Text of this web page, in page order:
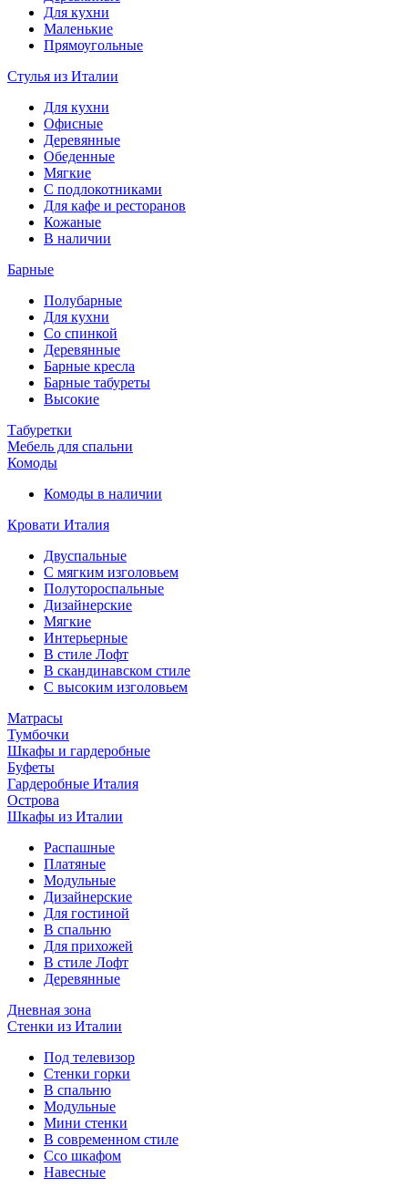
Для кухни
Маленькие
Прямоугольные
Стулья из Италии
Для кухни
Офисные
Деревянные
Обеденные
Мягкие
С подлокотниками
Для кафе и ресторанов
Кожаные
В наличии
Барные
Полубарные
Для кухни
Со спинкой
Деревянные
Барные кресла
Барные табуреты
Высокие
Табуретки
Мебель для спальни
Комоды
Комоды в наличии
Кровати Италия
Двуспальные
С мягким изголовьем
Полутороспальные
Дизайнерские
Мягкие
Интерьерные
В стиле Лофт
В скандинавском стиле
С высоким изголовьем
Матрасы
Тумбочки
Шкафы и гардеробные
Буфеты
Гардеробные Италия
Острова
Шкафы из Италии
Распашные
Платяные
Модульные
Дизайнерские
Для гостиной
В спальню
Для прихожей
В стиле Лофт
Деревянные
Дневная зона
Стенки из Италии
Под телевизор
Стенки горки
В спальню
Модульные
Мини стенки
В современном стиле
Ссо шкафом
Навесные